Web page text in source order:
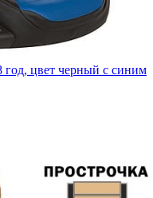
цвет черный с синим